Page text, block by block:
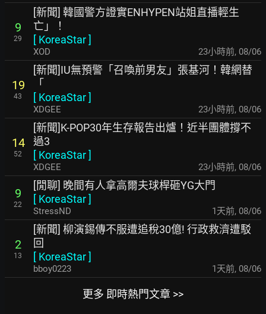
9
29
[新聞] 韓國警方證實ENHYPEN站姐直播輕生
亡」！
[ KoreaStar]
XOD 23小時前, 08/06
19
43
[新聞]IU無預警「召喚前男友」張基河！韓網替
「
[ KoreaStar]
XDGEE 23小時前, 08/06
14
52
[新聞]K-POP30年生存報告出爐！近半團體撐不
過3
[ KoreaStar]
XDGEE 23小時前, 08/06
9
22
[閒聊] 晚間有人拿高爾夫球桿砸YG大門
[ KoreaStar]
StressND 1天前, 08/06
2
13
[新聞] 柳演錫傳不服遭追稅30億! 行政救濟遭駁
回
[ KoreaStar]
bboy0223 1天前, 08/06
更多 即時熱門文章 >>